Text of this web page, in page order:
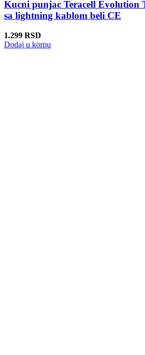
Kucni punjac Teracell Evolution
sa lightning kablom beli CE
1.299 RSD
Dodaj u korpu